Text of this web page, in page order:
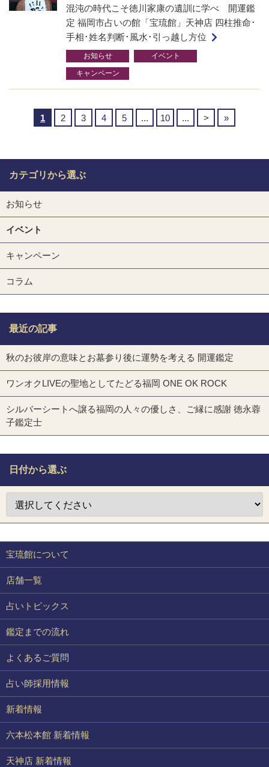
混沌の時代こそ徳川家康の遺訓に学べ 開運鑑
定 福岡市占いの館「宝琉館」天神店 四柱推命･
手相･姓名判断･風水･引っ越し方位
お知らせ イベント
キャンペーン
1 2 3 4 5 ... 10 ... > »
カテゴリから選ぶ
お知らせ
イベント
キャンペーン
コラム
最近の記事
秋のお彼岸の意味とお墓参り後に運勢を考える 開運鑑定
ワンオクLIVEの聖地としてたどる福岡 ONE OK ROCK
シルバーシートへ譲る福岡の人々の優しさ、ご縁に感謝 徳永蓉
子鑑定士
日付から選ぶ
宝琉館について
店舗一覧
占いトピックス
鑑定までの流れ
よくあるご質問
占い師採用情報
新着情報
六本松本館 新着情報
天神店 新着情報